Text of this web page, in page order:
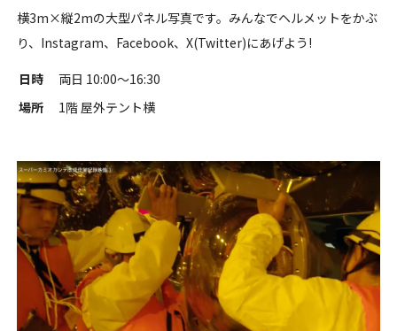
横3m×縦2mの大型パネル写真です。みんなでヘルメットをかぶ
り、Instagram、Facebook、X(Twitter)にあげよう!
日時
両日 10:00〜16:30
場所
1階 屋外テント横